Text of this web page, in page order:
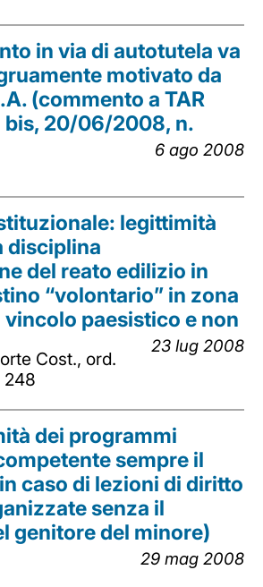
in via di autotutela va
motivato da
(commento a TAR
bis, 20/06/2008, n.
6 ago 2008
legittimità
disciplina
del reato edilizio in
“volontario” in zona
paesistico e non
23 lug 2008
Cost., ord.
248
dei programmi
sempre il
caso di lezioni di diritto
senza il
genitore del minore)
29 mag 2008